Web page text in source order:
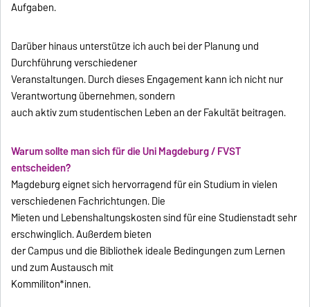
Aufgaben.
Darüber hinaus unterstütze ich auch bei der Planung und
Durchführung verschiedener
Veranstaltungen. Durch dieses Engagement kann ich nicht nur
Verantwortung übernehmen, sondern
auch aktiv zum studentischen Leben an der Fakultät beitragen.
Warum sollte man sich für die Uni Magdeburg / FVST
entscheiden?
Magdeburg eignet sich hervorragend für ein Studium in vielen
verschiedenen Fachrichtungen. Die
Mieten und Lebenshaltungskosten sind für eine Studienstadt sehr
erschwinglich. Außerdem bieten
der Campus und die Bibliothek ideale Bedingungen zum Lernen
und zum Austausch mit
Kommiliton*innen.